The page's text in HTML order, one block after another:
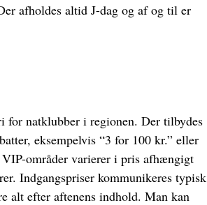
afholdes altid J-dag og af og til er
for natklubber i regionen. Der tilbydes
eksempelvis “3 for 100 kr.” eller
områder varierer i pris afhængigt
Indgangspriser kommunikeres typisk
alt efter aftenens indhold. Man kan